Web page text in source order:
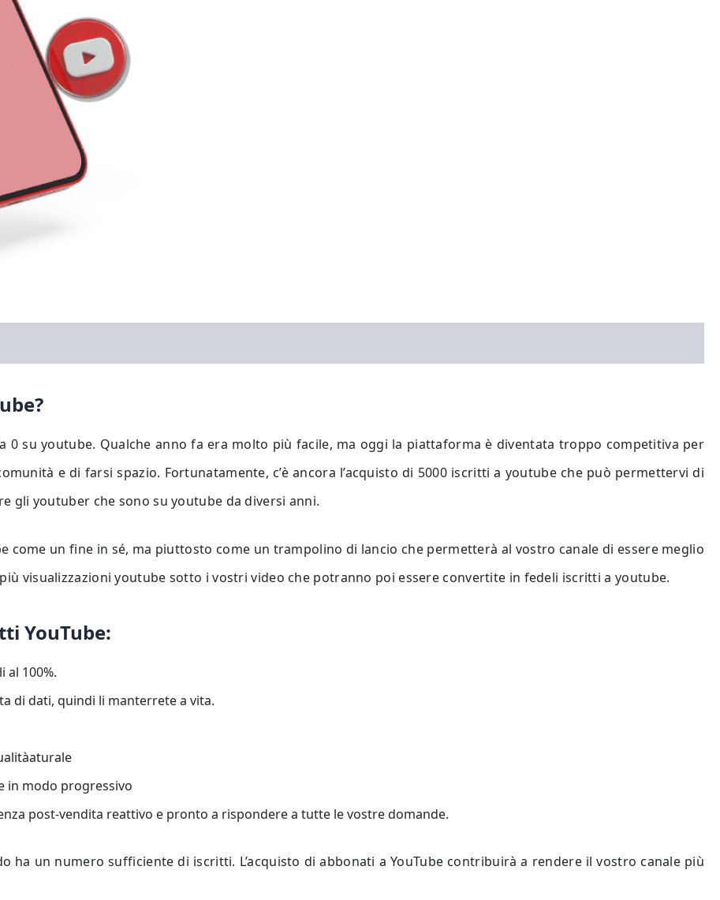
0 su youtube. Qualche anno fa era molto più facile, ma oggi la piattaforma è diventata troppo competitiva per
e di farsi spazio. Fortunatamente, c’è ancora l’acquisto di 5000 iscritti a youtube che può permettervi di
gli youtuber che sono su youtube da diversi anni.
come un fine in sé, ma piuttosto come un trampolino di lancio che permetterà al vostro canale di essere meglio
visualizzazioni youtube sotto i vostri video che potranno poi essere convertite in fedeli iscritti a youtube.
YouTube:
100%.
di dati, quindi li manterrete a vita.
aturale
in modo progressivo
post-vendita reattivo e pronto a rispondere a tutte le vostre domande.
ha un numero sufficiente di iscritti. L’acquisto di abbonati a YouTube contribuirà a rendere il vostro canale più